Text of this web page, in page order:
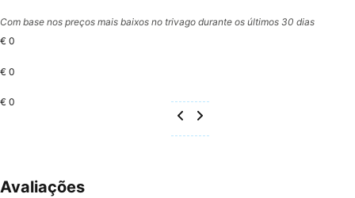
Com base nos preços mais baixos no trivago durante os últimos 30 dias
€ 0
€ 0
€ 0
Avaliações